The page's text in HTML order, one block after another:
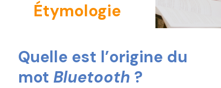
Étymologie
Quelle est l’origine du
mot Bluetooth ?